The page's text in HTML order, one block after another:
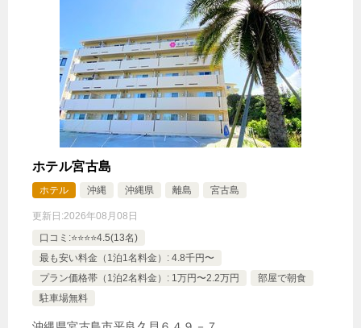
ホテル宮古島
ホテル 沖縄 沖縄県 離島 宮古島
更新日:2026年08月08日
口コミ:⭐️⭐️⭐️⭐️4.5(13名)
最も安い料金（1泊1名料金）: 4.8千円〜
プラン価格帯（1泊2名料金）: 1万円〜2.2万円
部屋で朝食
駐車場無料